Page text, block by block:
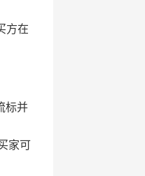
方在
标并
家可